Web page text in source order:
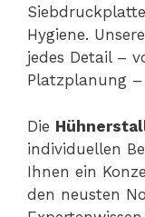
Hygiene.
jedes Detail –
Platzplanung
Die
individuellen
Ihnen ein
den neusten